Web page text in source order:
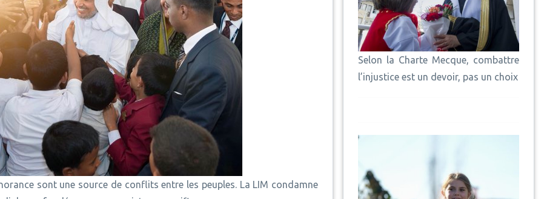
sont une source de conflits entre les peuples. La LIM condamne
Selon la Charte Mecque, combattre
l’injustice est un devoir, pas un choix